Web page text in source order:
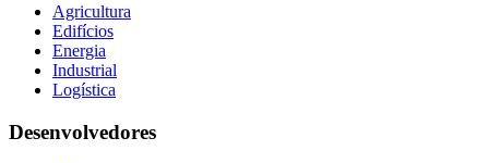
Agricultura
Edifícios
Energia
Industrial
Logística
Desenvolvedores